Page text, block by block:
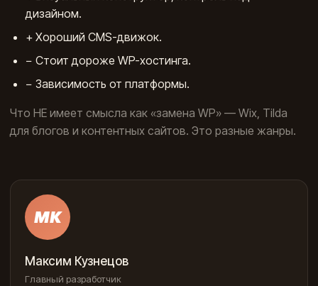
дизайном.
+ Хороший CMS-движок.
− Стоит дороже WP-хостинга.
− Зависимость от платформы.
Что НЕ имеет смысла как «замена WP» — Wix, Tilda
для блогов и контентных сайтов. Это разные жанры.
МК
Максим Кузнецов
Главный разработчик